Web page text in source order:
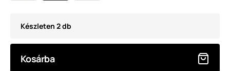
Készleten 2 db
Kosárba